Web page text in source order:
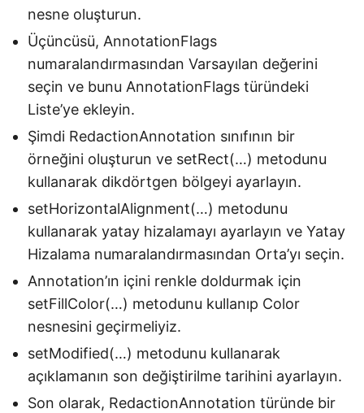
nesne oluşturun.
Üçüncüsü, AnnotationFlags
numaralandırmasından Varsayılan değerini
seçin ve bunu AnnotationFlags türündeki
Liste’ye ekleyin.
Şimdi RedactionAnnotation sınıfının bir
örneğini oluşturun ve setRect(…) metodunu
kullanarak dikdörtgen bölgeyi ayarlayın.
setHorizontalAlignment(…) metodunu
kullanarak yatay hizalamayı ayarlayın ve Yatay
Hizalama numaralandırmasından Orta’yı seçin.
Annotation’ın içini renkle doldurmak için
setFillColor(…) metodunu kullanıp Color
nesnesini geçirmeliyiz.
setModified(…) metodunu kullanarak
açıklamanın son değiştirilme tarihini ayarlayın.
Son olarak, RedactionAnnotation türünde bir